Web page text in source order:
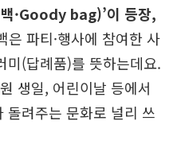
·Goody bag)’이 등장,
은 파티·행사에 참여한 사
미(답례품)를 뜻하는데요.
생일, 어린이날 등에서
돌려주는 문화로 널리 쓰